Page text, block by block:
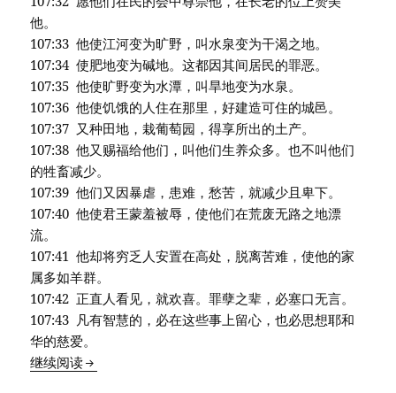
他。
107:33 他使江河变为旷野，叫水泉变为干渴之地。
107:34 使肥地变为碱地。这都因其间居民的罪恶。
107:35 他使旷野变为水潭，叫旱地变为水泉。
107:36 他使饥饿的人住在那里，好建造可住的城邑。
107:37 又种田地，栽葡萄园，得享所出的土产。
107:38 他又赐福给他们，叫他们生养众多。也不叫他们
的牲畜减少。
107:39 他们又因暴虐，患难，愁苦，就减少且卑下。
107:40 他使君王蒙羞被辱，使他们在荒废无路之地漂
流。
107:41 他却将穷乏人安置在高处，脱离苦难，使他的家
属多如羊群。
107:42 正直人看见，就欢喜。罪孽之辈，必塞口无言。
107:43 凡有智慧的，必在这些事上留心，也必思想耶和
华的慈爱。
继续阅读不太靠谱的临时郊游